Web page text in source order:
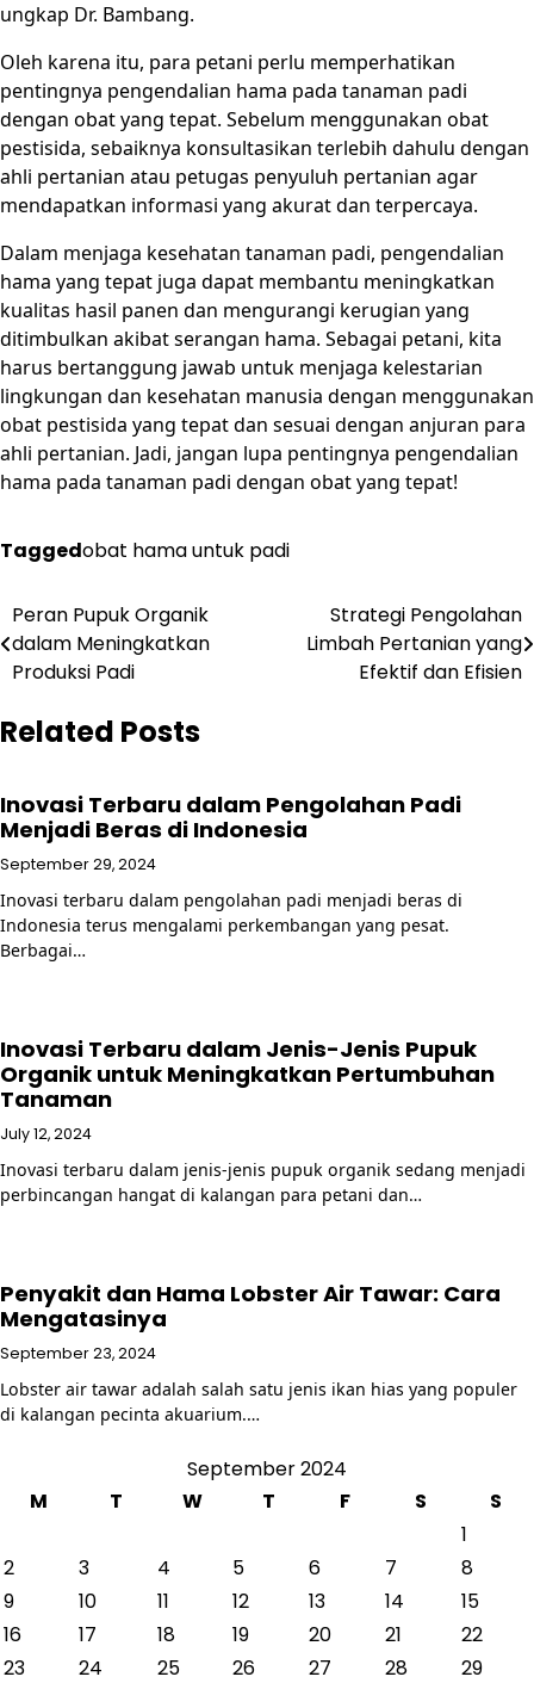
ungkap Dr. Bambang.
Oleh karena itu, para petani perlu memperhatikan
pentingnya pengendalian hama pada tanaman padi
dengan obat yang tepat. Sebelum menggunakan obat
pestisida, sebaiknya konsultasikan terlebih dahulu dengan
ahli pertanian atau petugas penyuluh pertanian agar
mendapatkan informasi yang akurat dan terpercaya.
Dalam menjaga kesehatan tanaman padi, pengendalian
hama yang tepat juga dapat membantu meningkatkan
kualitas hasil panen dan mengurangi kerugian yang
ditimbulkan akibat serangan hama. Sebagai petani, kita
harus bertanggung jawab untuk menjaga kelestarian
lingkungan dan kesehatan manusia dengan menggunakan
obat pestisida yang tepat dan sesuai dengan anjuran para
ahli pertanian. Jadi, jangan lupa pentingnya pengendalian
hama pada tanaman padi dengan obat yang tepat!
Taggedobat hama untuk padi
Post
navigation
Peran Pupuk Organik
dalam Meningkatkan
Produksi Padi
Strategi Pengolahan
Limbah Pertanian yang
Efektif dan Efisien
Related Posts
Inovasi Terbaru dalam Pengolahan Padi
Menjadi Beras di Indonesia
September 29, 2024
Inovasi terbaru dalam pengolahan padi menjadi beras di
Indonesia terus mengalami perkembangan yang pesat.
Berbagai…
Inovasi Terbaru dalam Jenis-Jenis Pupuk
Organik untuk Meningkatkan Pertumbuhan
Tanaman
July 12, 2024
Inovasi terbaru dalam jenis-jenis pupuk organik sedang menjadi
perbincangan hangat di kalangan para petani dan…
Penyakit dan Hama Lobster Air Tawar: Cara
Mengatasinya
September 23, 2024
Lobster air tawar adalah salah satu jenis ikan hias yang populer
di kalangan pecinta akuarium.…
September 2024
M
T W T F S
S
1
2
3 4 5 6 7
8
9
10 11 12 13 14
15
16
17 18 19 20 21
22
23
24 25 26 27 28 29